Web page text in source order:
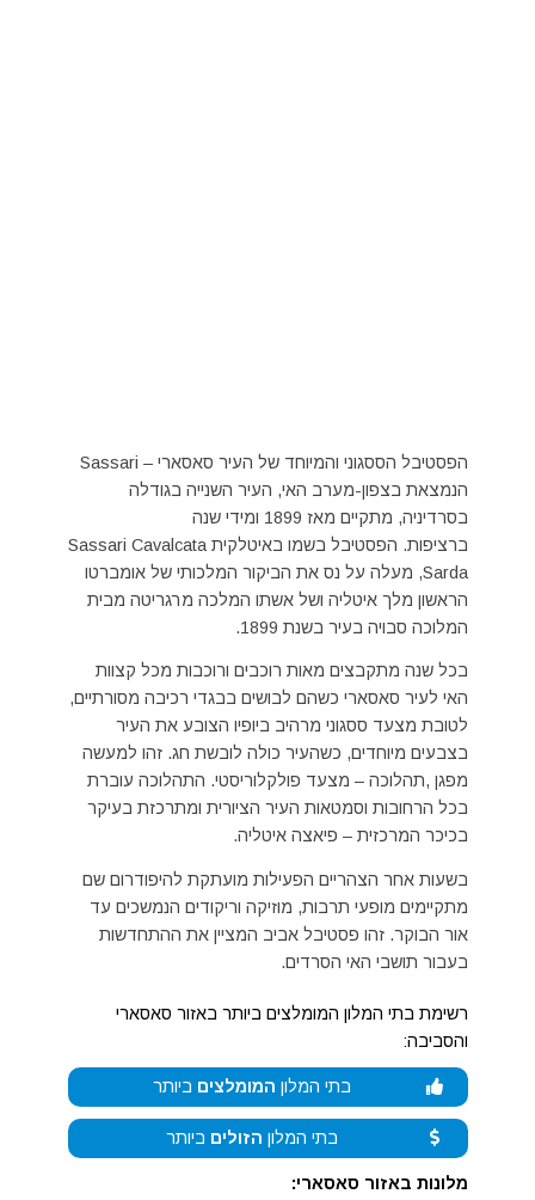
הפסטיבל הססגוני והמיוחד של העיר סאסארי – Sassari
הנמצאת בצפון-מערב האי, העיר השנייה בגודלה
בסרדיניה, מתקיים מאז 1899 ומידי שנה
ברציפות. הפסטיבל בשמו באיטלקית Sassari Cavalcata
Sarda, מעלה על נס את הביקור המלכותי של אומברטו
הראשון מלך איטליה ושל אשתו המלכה מרגריטה מבית
המלוכה סבויה בעיר בשנת 1899.
בכל שנה מתקבצים מאות רוכבים ורוכבות מכל קצוות
האי לעיר סאסארי כשהם לבושים בבגדי רכיבה מסורתיים,
לטובת מצעד ססגוני מרהיב ביופיו הצובע את העיר
בצבעים מיוחדים, כשהעיר כולה לובשת חג. זהו למעשה
מפגן ,תהלוכה – מצעד פולקלוריסטי. התהלוכה עוברת
בכל הרחובות וסמטאות העיר הציורית ומתרכזת בעיקר
בכיכר המרכזית – פיאצה איטליה.
בשעות אחר הצהריים הפעילות מועתקת להיפודרום שם
מתקיימים מופעי תרבות, מוזיקה וריקודים הנמשכים עד
אור הבוקר. זהו פסטיבל אביב המציין את ההתחדשות
בעבור תושבי האי הסרדים.
רשימת בתי המלון המומלצים ביותר באזור סאסארי
והסביבה:
בתי המלון המומלצים ביותר
בתי המלון הזולים ביותר
מלונות באזור סאסארי: